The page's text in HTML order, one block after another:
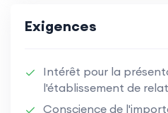
Exigences
Intérêt pour la
l'établissement de
Conscience de